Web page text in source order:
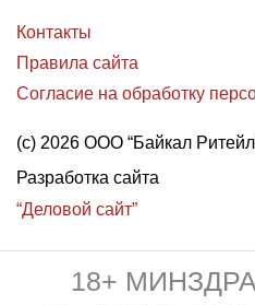
Контакты
Правила сайта
Согласие на обработку
(с) 2026 ООО “Байкал
Разработка сайта
“Деловой сайт”
18+